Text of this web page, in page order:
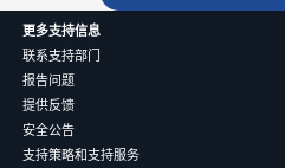
更多支持信息
联系支持部门
报告问题
提供反馈
安全公告
支持策略和支持服务